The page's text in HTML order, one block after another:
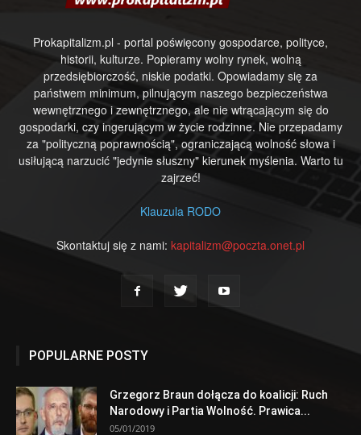
Prokapitalizm.pl - portal poświęcony gospodarce, polityce,
historii, kulturze. Popieramy wolny rynek, wolną
przedsiębiorczość, niskie podatki. Opowiadamy się za
państwem minimum, pilnującym naszego bezpieczeństwa
wewnętrznego i zewnętrznego, ale nie wtrącającym się do
gospodarki, czy ingerującym w życie rodzinne. Nie przepadamy
za "polityczną poprawnością", ograniczającą wolność słowa i
usiłującą narzucić "jedynie słuszny" kierunek myślenia. Warto tu
zajrzeć!
Klauzula RODO
Skontaktuj się z nami: kapitalizm@poczta.onet.pl
POPULARNE POSTY
Grzegorz Braun dołącza do koalicji: Ruch
Narodowy i Partia Wolność. Prawica...
05/01/2019